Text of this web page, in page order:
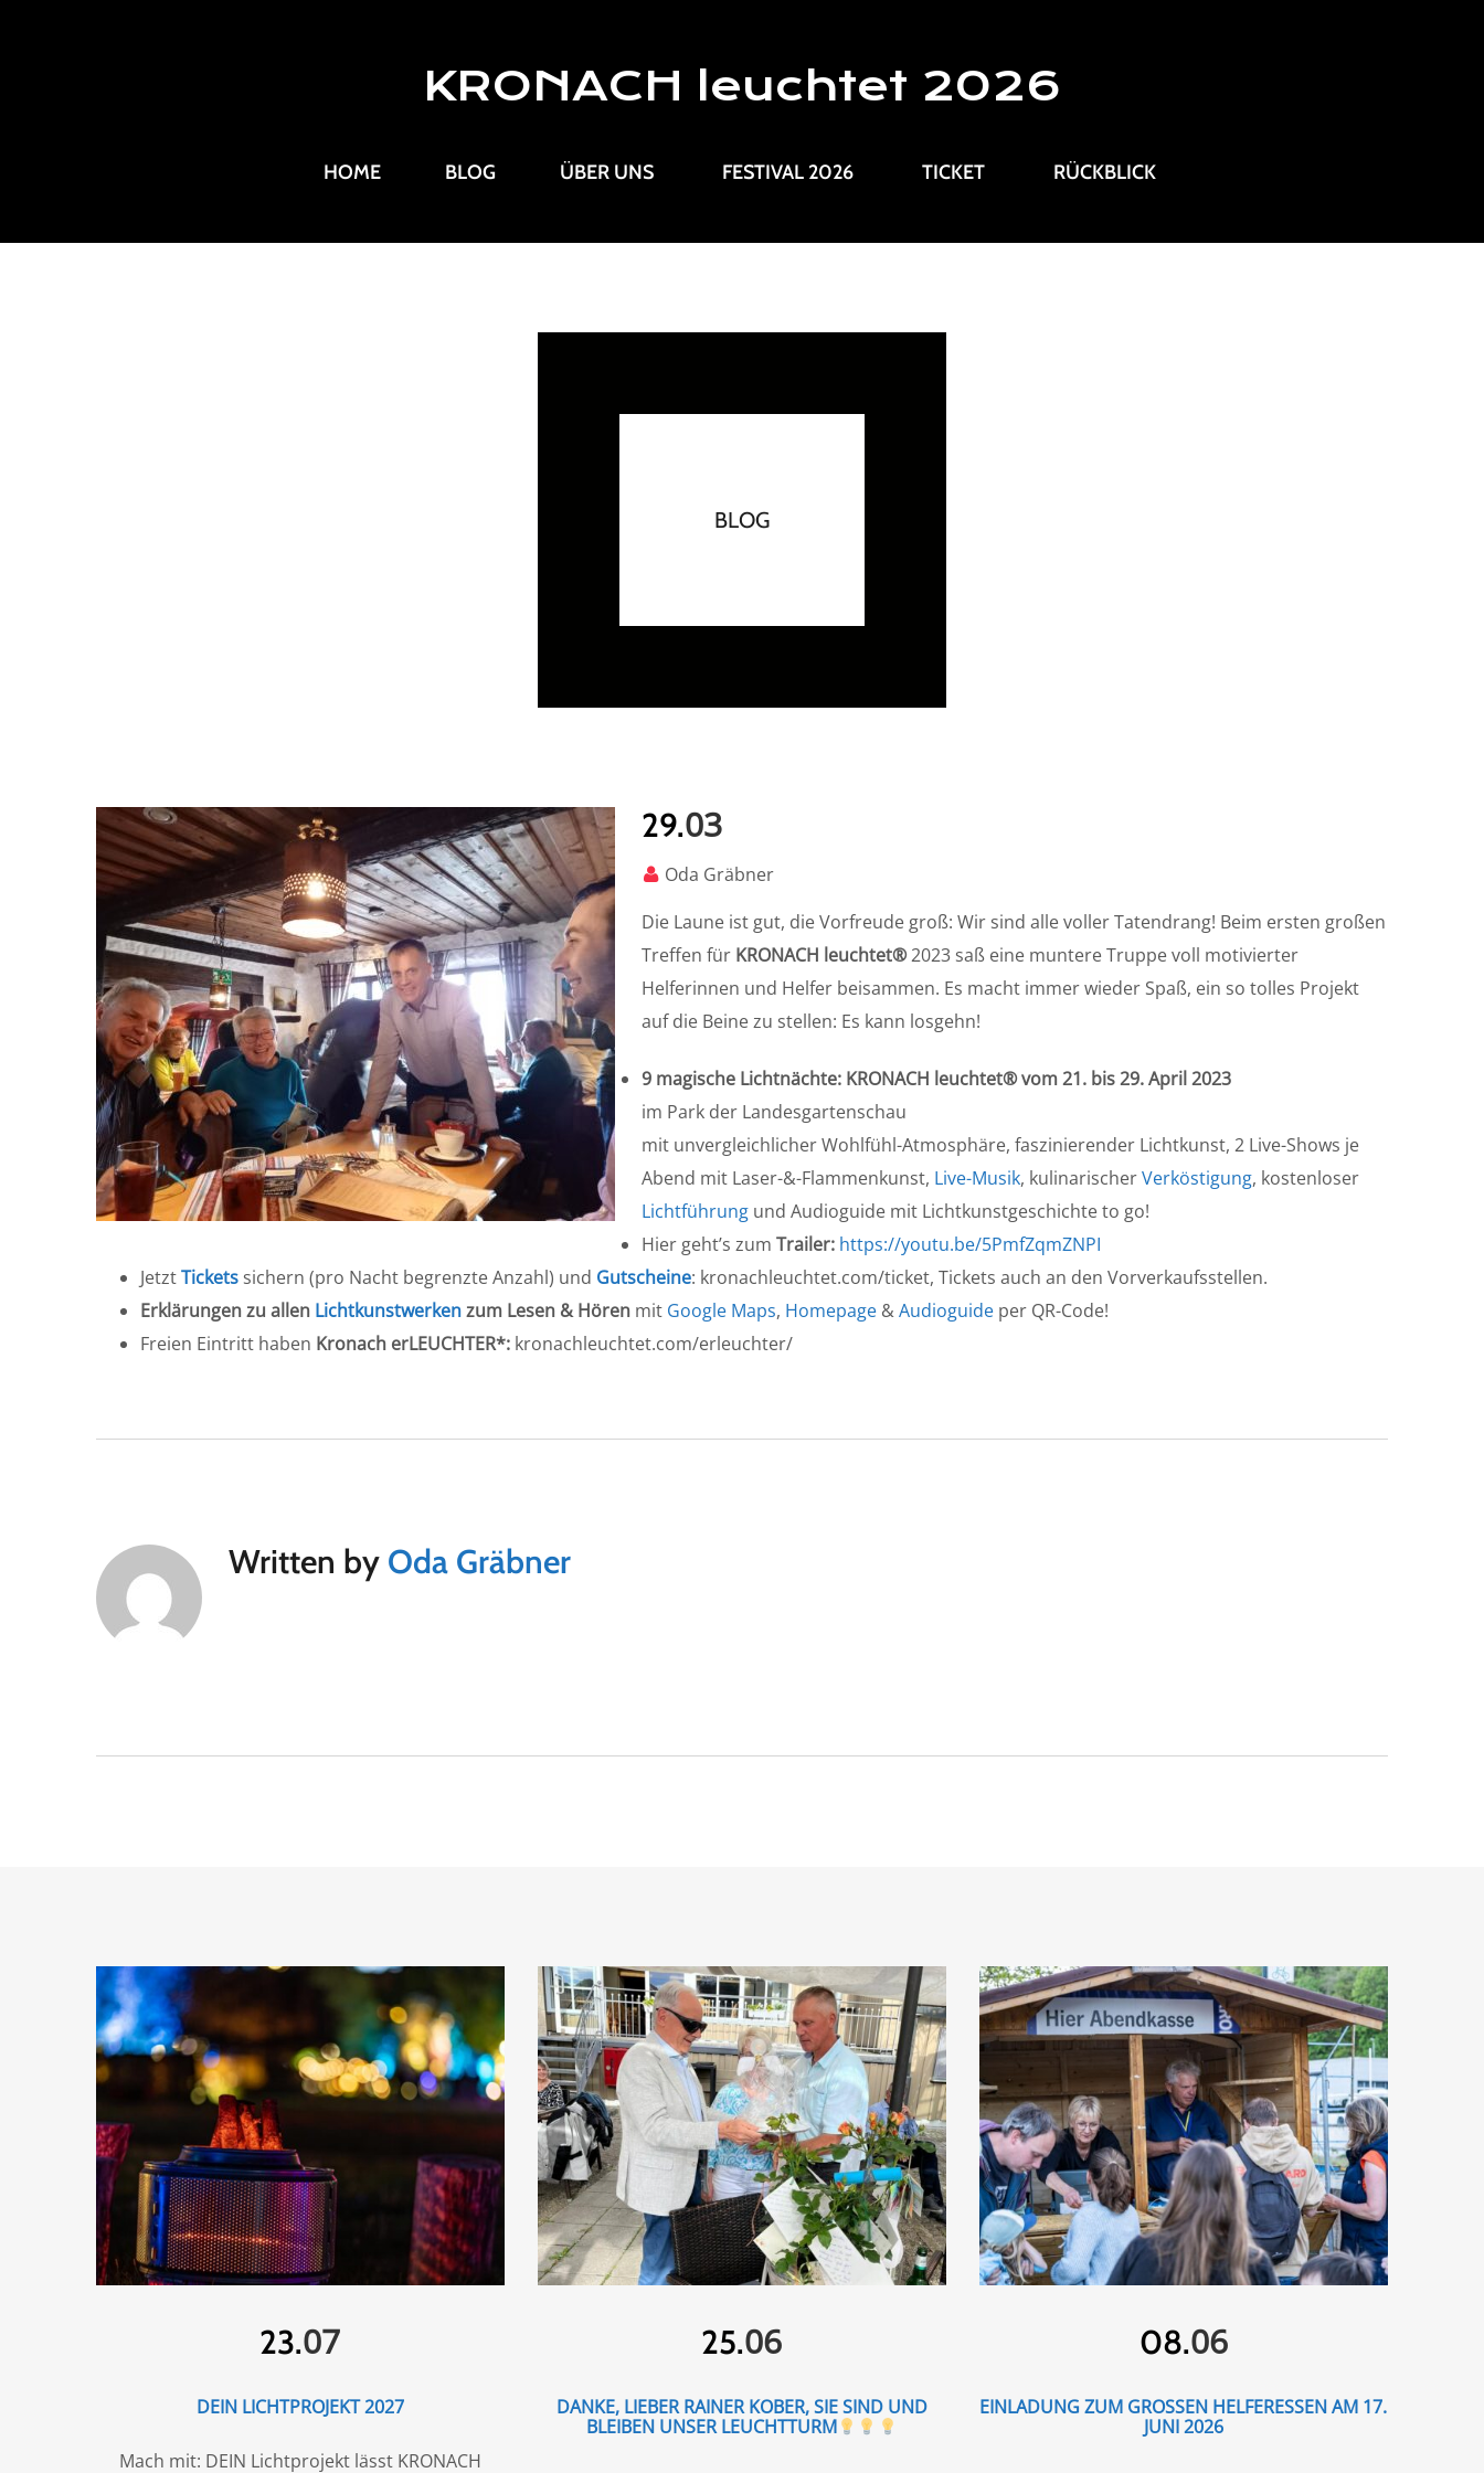
KRONACH leuchtet 2026
HOME BLOG ÜBER UNS FESTIVAL 2026 TICKET RÜCKBLICK
BLOG
29.03
Oda Gräbner
Die Laune ist gut, die Vorfreude groß: Wir sind alle voller Tatendrang! Beim ersten großen
Treffen für KRONACH leuchtet®2023 saß eine muntere Truppe voll motivierter
Helferinnen und Helfer beisammen. Es macht immer wieder Spaß, ein so tolles Projekt
auf die Beine zu stellen: Es kann losgehn!
9 magische Lichtnächte: KRONACH leuchtet® vom 21. bis 29. April 2023
im Park der Landesgartenschau
mit unvergleichlicher Wohlfühl-Atmosphäre, faszinierender Lichtkunst, 2 Live-Shows je
Abend mit Laser-&-Flammenkunst, Live-Musik, kulinarischerVerköstigung, kostenloser
Lichtführung und Audioguide mit Lichtkunstgeschichte to go!
Hier geht’s zum Trailer: https://youtu.be/5PmfZqmZNPI
JetztTickets sichern (pro Nacht begrenzte Anzahl) und Gutscheine: kronachleuchtet.com/ticket, Tickets auch an den Vorverkaufsstellen.
Erklärungen zu allen Lichtkunstwerkenzum Lesen & Hören mit Google Maps, Homepage &Audioguide per QR-Code!
Freien Eintritt haben Kronach erLEUCHTER*: kronachleuchtet.com/erleuchter/
Written by Oda Gräbner
23.07
DEIN LICHTPROJEKT 2027
Mach mit: DEIN Lichtprojekt lässt KRONACH
25.06
DANKE, LIEBER RAINER KOBER, SIE SIND UND
BLEIBEN UNSER LEUCHTTURM
08.06
EINLADUNG ZUM GROSSEN HELFERESSEN AM 17. J
UNI 2026